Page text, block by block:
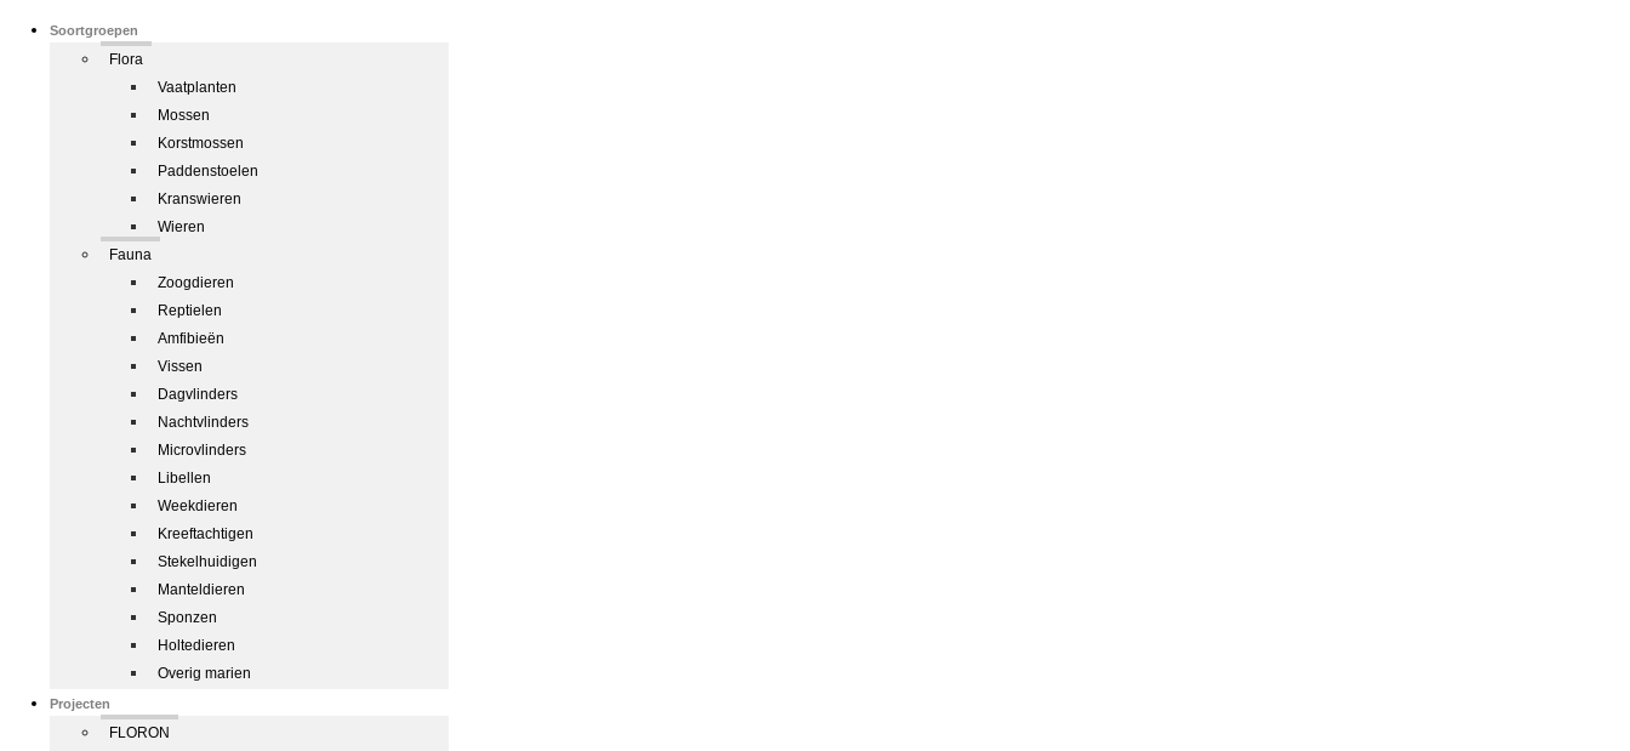
Soortgroepen
Flora
Vaatplanten
Mossen
Korstmossen
Paddenstoelen
Kranswieren
Wieren
Fauna
Zoogdieren
Reptielen
Amfibieën
Vissen
Dagvlinders
Nachtvlinders
Microvlinders
Libellen
Weekdieren
Kreeftachtigen
Stekelhuidigen
Manteldieren
Sponzen
Holtedieren
Overig marien
Projecten
FLORON